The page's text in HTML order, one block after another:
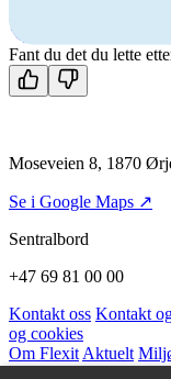
Kontakt oss
Fant du det du lette
Moseveien 8, 1870
Se i Google Maps ↗
Sentralbord
+47 69 81 00 00
Kontakt oss Kontakt
og cookies
Om Flexit Aktuelt